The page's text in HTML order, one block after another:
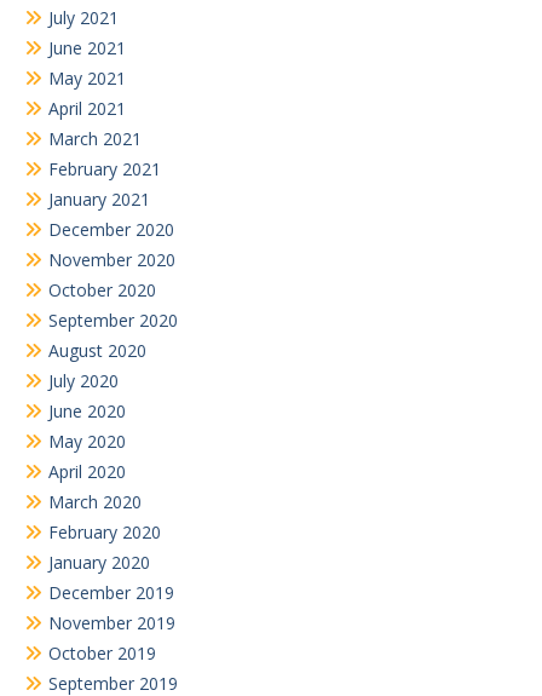
July 2021
June 2021
May 2021
April 2021
March 2021
February 2021
January 2021
December 2020
November 2020
October 2020
September 2020
August 2020
July 2020
June 2020
May 2020
April 2020
March 2020
February 2020
January 2020
December 2019
November 2019
October 2019
September 2019